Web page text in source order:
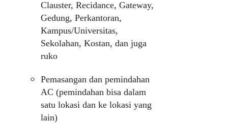
Clauster, Recidance, Gateway,
Gedung, Perkantoran,
Kampus/Universitas,
Sekolahan, Kostan, dan juga
ruko
Pemasangan dan pemindahan
AC (pemindahan bisa dalam
satu lokasi dan ke lokasi yang
lain)